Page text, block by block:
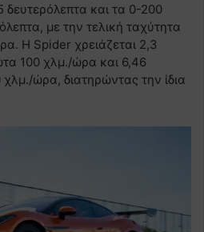
και τα 0-200
με την τελική ταχύτητα
Η Spider χρειάζεται 2,3
100 χλμ./ώρα και 6,46
ώρα, διατηρώντας την ίδια